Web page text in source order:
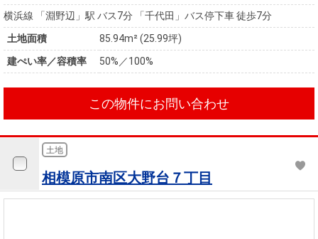
横浜線 「淵野辺」駅 バス7分 「千代田」バス停下車 徒歩7分
土地面積
85.94m² (25.99坪)
建ぺい率／容積率
50%／100%
この物件にお問い合わせ
土地
相模原市南区大野台７丁目